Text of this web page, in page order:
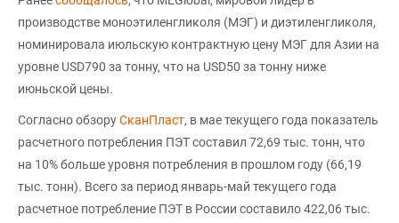
производстве моноэтиленгликоля (МЭГ) и диэтиленгликоля,
номинировала июльскую контрактную цену МЭГ для Азии на
уровне USD790 за тонну, что на USD50 за тонну ниже
июньской цены.
Согласно обзоруСканПласт, в мае текущего года показатель
расчетного потребления ПЭТ составил 72,69 тыс. тонн, что
на 10% больше уровня потребления в прошлом году (66,19
тыс. тонн). Всего за период январь-май текущего года
расчетное потребление ПЭТ в России составило 422,06 тыс.